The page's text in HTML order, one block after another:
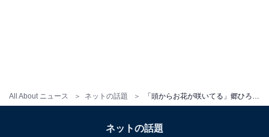
All About ニュース ネットの話題 「頭からお花が咲いてる」郷ひろみ、70歳とは思えぬ最新ショットに反響「少年のように若々しい」
ネットの話題